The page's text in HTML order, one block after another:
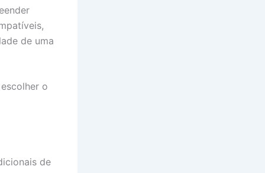
de uma
o
de